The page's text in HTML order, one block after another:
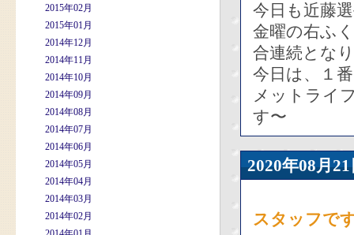
2015年02月
2015年01月
2014年12月
2014年11月
2014年10月
2014年09月
2014年08月
2014年07月
2014年06月
2014年05月
2014年04月
2014年03月
2014年02月
今日も近藤
金曜の右ふ
合連続とな
今日は、１
メットライ
す〜
2020年08
スタッフで